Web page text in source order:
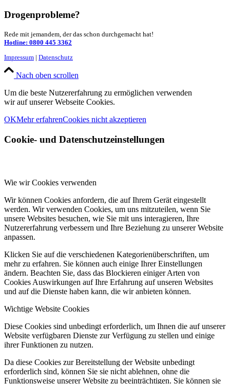
Drogenprobleme?
Rede mit jemandem, der das schon durchgemacht hat!
Hotline: 0800 445 3362
Impressum | Datenschutz
Nach oben scrollen
Um die beste Nutzererfahrung zu ermöglichen verwenden
wir auf unserer Webseite Cookies.
OKMehr erfahrenCookies nicht akzeptieren
Cookie- und Datenschutzeinstellungen
Wie wir Cookies verwenden
Wir können Cookies anfordern, die auf Ihrem Gerät eingestellt
werden. Wir verwenden Cookies, um uns mitzuteilen, wenn Sie
unsere Websites besuchen, wie Sie mit uns interagieren, Ihre
Nutzererfahrung verbessern und Ihre Beziehung zu unserer Website
anpassen.
Klicken Sie auf die verschiedenen Kategorienüberschriften, um
mehr zu erfahren. Sie können auch einige Ihrer Einstellungen
ändern. Beachten Sie, dass das Blockieren einiger Arten von
Cookies Auswirkungen auf Ihre Erfahrung auf unseren Websites
und auf die Dienste haben kann, die wir anbieten können.
Wichtige Website Cookies
Diese Cookies sind unbedingt erforderlich, um Ihnen die auf unserer
Website verfügbaren Dienste zur Verfügung zu stellen und einige
ihrer Funktionen zu nutzen.
Da diese Cookies zur Bereitstellung der Website unbedingt
erforderlich sind, können Sie sie nicht ablehnen, ohne die
Funktionsweise unserer Website zu beeinträchtigen. Sie können sie